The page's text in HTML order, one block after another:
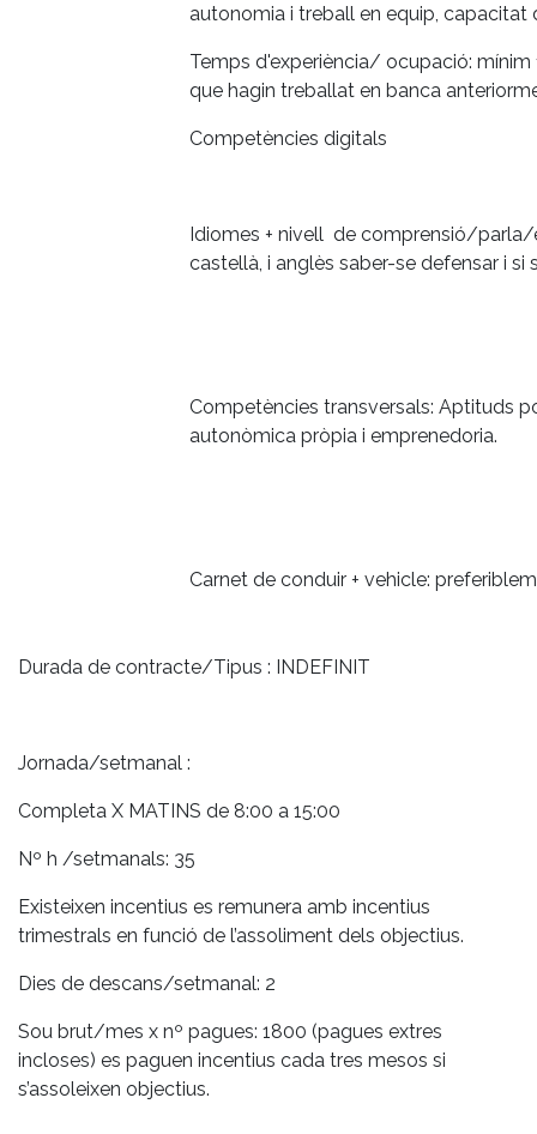
autonomia i treball en equip, capacitat
Temps d'experiència/ ocupació:
que hagin treballat en banca
Competències digitals
Idiomes + nivell de comprensió/parla/
castellà, i anglès saber-se defensar i si
Competències transversals: Aptituds
autonòmica pròpia i emprenedoria.
Carnet de conduir + vehicle:
Durada de contracte/Tipus : INDEFINIT
Jornada/setmanal :
Completa X MATINS de 8:00 a 15:00
Nº h /setmanals: 35
Existeixen incentius es remunera amb incentius
trimestrals en funció de l’assoliment dels objectius.
Dies de descans/setmanal: 2
Sou brut/mes x nº pagues: 1800 (pagues extres
incloses) es paguen incentius cada tres mesos si
s’assoleixen objectius.